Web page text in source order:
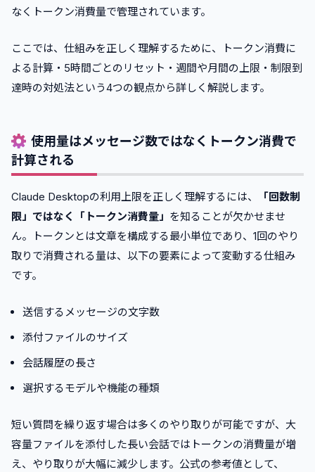
なくトークン消費量で管理されています。
ここでは、仕組みを正しく理解するために、トークン消費に
よる計算・5時間ごとのリセット・週間や月間の上限・制限到
達時の対処法という4つの観点から詳しく解説します。
使用量はメッセージ数ではなくトークン消費で
計算される
Claude Desktopの利用上限を正しく理解するには、
「回数制
限」ではなく「トークン消費量」 を知ることが欠かせませ
ん。トークンとは文章を構成する最小単位であり、1回のやり
取りで消費される量は、以下の要素によって変動する仕組み
です。
送信するメッセージの文字数
添付ファイルのサイズ
会話履歴の長さ
選択するモデルや機能の種類
短い質問を繰り返す場合は多くのやり取りが可能ですが、大
容量ファイルを添付した長い会話ではトークンの消費量が増
え、やり取りが大幅に減少します。公式の参考値として、